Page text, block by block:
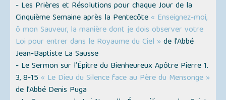
- Les Prières et Résolutions pour chaque Jour de la
Cinquième Semaine après la Pentecôte « Enseignez-moi,
ô mon Sauveur, la manière dont je dois observer votre
Loi pour entrer dans le Royaume du Ciel » de l’Abbé
Jean-Baptiste La Sausse
- Le Sermon sur l’Épitre du Bienheureux Apôtre Pierre 1.
3, 8-15 « Le Dieu du Silence face au Père du Mensonge »
de l’Abbé Denis Puga